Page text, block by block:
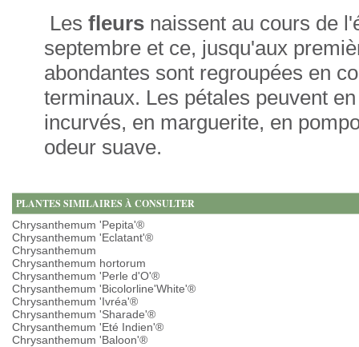
Les fleurs naissent au cours de
septembre et ce, jusqu'aux
abondantes sont regroupées en
terminaux. Les pétales peuvent
incurvés, en marguerite, en
odeur suave.
PLANTES SIMILAIRES À CONSULTER
Chrysanthemum 'Pepita'®
Chrysanthemum 'Eclatant'®
Chrysanthemum
Chrysanthemum hortorum
Chrysanthemum 'Perle d'O'®
Chrysanthemum 'Bicolorline'White'®
Chrysanthemum 'Ivréa'®
Chrysanthemum 'Sharade'®
Chrysanthemum 'Eté Indien'®
Chrysanthemum 'Baloon'®